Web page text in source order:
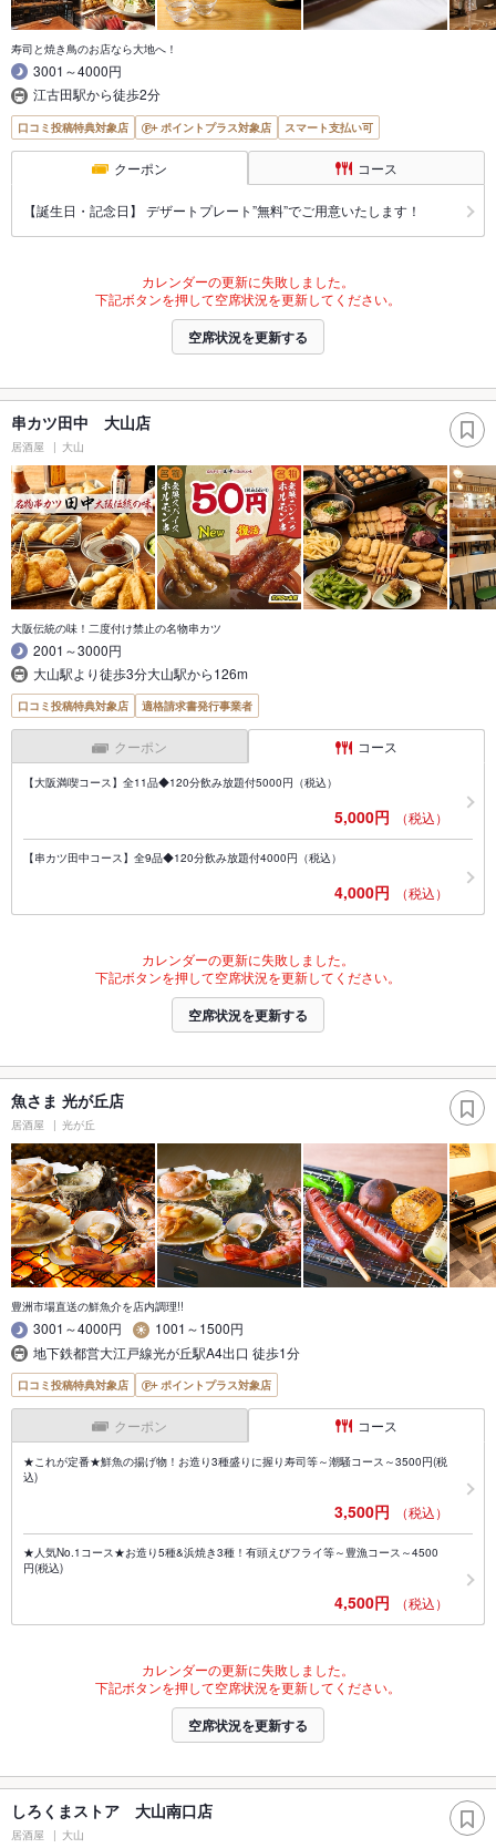
寿司と焼き鳥のお店なら大地へ！
3001～4000円
江古田駅から徒歩2分
口コミ投稿特典対象店 ポイントプラス対象店 スマート支払い可
クーポン コース
【誕生日・記念日】 デザートプレート”無料”でご用意いたします！
カレンダーの更新に失敗しました。
下記ボタンを押して空席状況を更新してください。
空席状況を更新する
串カツ田中 大山店
居酒屋 大山
大阪伝統の味！二度付け禁止の名物串カツ
2001～3000円
大山駅より徒歩3分大山駅から126m
口コミ投稿特典対象店 適格請求書発行事業者
クーポン コース
【大阪満喫コース】全11品◆120分飲み放題付5000円（税込）
5,000円 （税込）
【串カツ田中コース】全9品◆120分飲み放題付4000円（税込）
4,000円 （税込）
カレンダーの更新に失敗しました。
下記ボタンを押して空席状況を更新してください。
空席状況を更新する
魚さま 光が丘店
居酒屋 光が丘
豊洲市場直送の鮮魚介を店内調理!!
3001～4000円
1001～1500円
地下鉄都営大江戸線光が丘駅A4出口 徒歩1分
口コミ投稿特典対象店 ポイントプラス対象店
クーポン コース
★これが定番★鮮魚の揚げ物！お造り3種盛りに握り寿司等～潮騒コース～3500円(税
込)
3,500円 （税込）
★人気No.1コース★お造り5種&浜焼き3種！有頭えびフライ等～豊漁コース～4500
円(税込)
4,500円 （税込）
カレンダーの更新に失敗しました。
下記ボタンを押して空席状況を更新してください。
空席状況を更新する
しろくまストア 大山南口店
居酒屋 大山